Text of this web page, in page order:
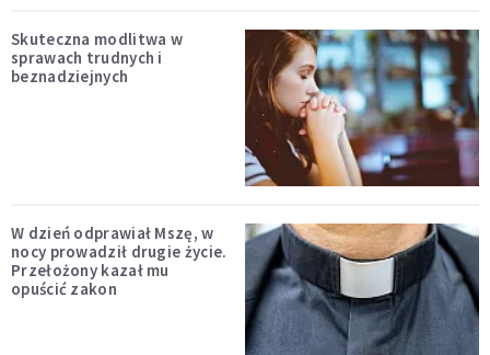
Skuteczna modlitwa w
sprawach trudnych i
beznadziejnych
W dzień odprawiał Mszę, w
nocy prowadził drugie życie.
Przełożony kazał mu
opuścić zakon